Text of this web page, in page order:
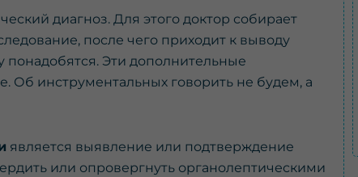
диагноз. Для этого доктор собирает
после чего приходит к выводу
понадобятся. Эти дополнительные
Об инструментальных говорить не будем, а
является выявление или подтверждение
или опровергнуть органолептическими